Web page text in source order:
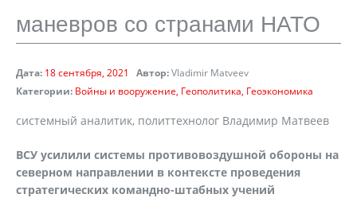
маневров со странами НАТО
Дата: 18 сентября, 2021 Автор:Vladimir Matveev
Категории: Войны и вооружение Геополитика Геоэкономика
системный аналитик, политтехнолог Владимир Матвеев
ВСУ усилили системы противовоздушной обороны на
северном направлении в контексте проведения
стратегических командно-штабных учений